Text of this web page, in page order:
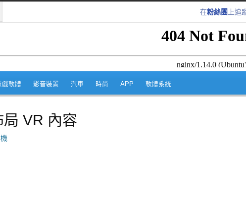
在粉絲團 上追
跳至內容區
戲軟體 影音裝置 汽車 時尚 APP 軟體系統
VR 內容